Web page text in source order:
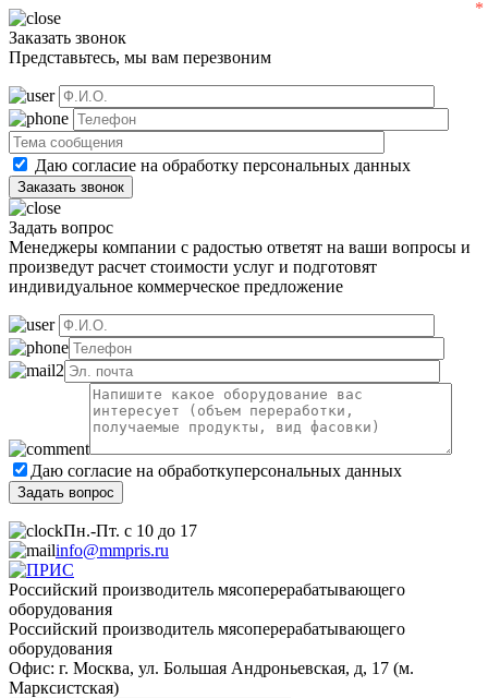
Заказать звонок
Представьтесь, мы вам перезвоним
Даю согласие на обработку персональных данных
Задать вопрос
Менеджеры компании с радостью ответят на ваши вопросы и
произведут расчет стоимости услуг и подготовят
индивидуальное коммерческое предложение
Даю согласие на обработкуперсональных данных
Пн.-Пт. с 10 до 17
info@mmpris.ru
Российский производитель мясоперерабатывающего
оборудования
Российский производитель мясоперерабатывающего
оборудования
Офис: г. Москва, ул. Большая Андроньевская, д, 17 (м.
Марксистская)